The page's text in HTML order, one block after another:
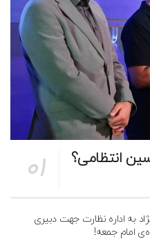
انتظامی؟
به اداره نظارت جهت دبیری
امام جمعه!